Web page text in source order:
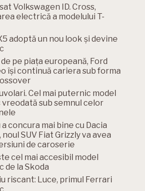
Volkswagen ID. Cross,
electrică a modelului T-
adoptă un nou look și devine
pe piața europeană, Ford
își continuă cariera sub forma
Cel mai puternic model
vreodată sub semnul celor
concura mai bine cu Dacia
noul SUV Fiat Grizzly va avea
de caroserie
cel mai accesibil model
de la Skoda
riscant: Luce, primul Ferrari